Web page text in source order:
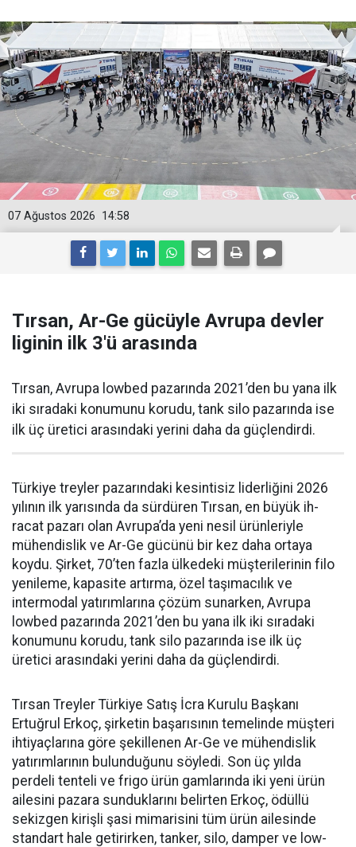
14:58
07 Ağustos 2026
Tırsan, Ar-Ge gücüyle Avrupa devler
liginin ilk 3'ü arasında
Tırsan, Avrupa lowbed pazarında 2021’den bu yana ilk
iki sıradaki konumunu korudu, tank silo pazarında ise
ilk üç üretici arasındaki yerini daha da güçlen­dirdi.
Türkiye treyler pazarın­daki kesintisiz liderliğini 2026
yılının ilk yarısında da sürdüren Tırsan, en büyük ih­
racat pazarı olan Avrupa’da yeni nesil ürünleriyle
mühendislik ve Ar-Ge gücünü bir kez daha orta­ya
koydu. Şirket, 70’ten fazla ül­kedeki müşterilerinin filo
yenile­me, kapasite artırma, özel taşıma­cılık ve
intermodal yatırımlarına çözüm sunarken, Avrupa
lowbed pazarında 2021’den bu yana ilk iki sıradaki
konumunu korudu, tank silo pazarında ise ilk üç
üretici arasındaki yerini daha da güçlen­dirdi.
Tırsan Treyler Türkiye Satış İcra Kurulu Başkanı
Ertuğrul Er­koç, şirketin başarısının teme­linde müşteri
ihtiyaçlarına göre şekillenen Ar-Ge ve mühendislik
yatırımlarının bulunduğunu söy­ledi. Son üç yılda
perdeli tenteli ve frigo ürün gamlarında iki yeni ürün
ailesini pazara sundukları­nı belirten Erkoç, ödüllü
sekizgen kirişli şasi mimarisini tüm ürün ailesinde
standart hale getirir­ken, tanker, silo, damper ve low­